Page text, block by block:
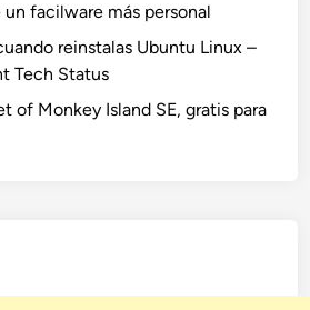
un facilware más personal
reinstalas Ubuntu Linux –
Tech Status
of Monkey Island SE, gratis para